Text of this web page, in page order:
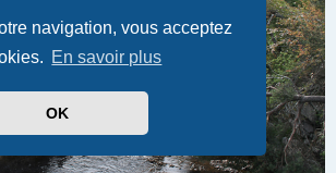
navigation, vous acceptez
En savoir plus
OK